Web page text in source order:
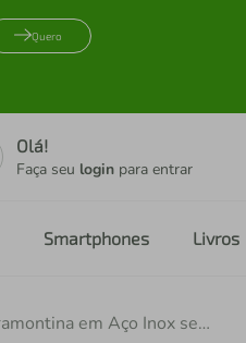
Quero
Olá!
Faça seu login para entrar
Smartphones Livros
Tampa para Cuba GN 1/2 Tramontina em Aço Inox sem Recortes